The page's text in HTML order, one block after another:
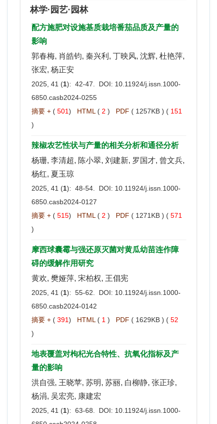
林学·园艺·园林
配方施肥对设施基质栽培番茄品质及产量的
影响
郭春梅, 肖皓钧, 秦兴利, 丁映风, 沈辉, 杜艳萍,
张宏, 杨正安
2025, 41 (1): 42-47. DOI: 10.11924/j.issn.1000-
6850.casb2024-0255
摘要 + ( 501) HTML ( 2 ) PDF ( 1257KB ) ( 151
)
辣椒农艺性状与产量的相关分析和通径分析
杨珊, 李清超, 陈小翠, 刘建新, 罗国才, 曾文兵,
杨红, 夏玉琼
2025, 41 (1): 48-54. DOI: 10.11924/j.issn.1000-
6850.casb2024-0127
摘要 + ( 515) HTML ( 2 ) PDF ( 1271KB ) ( 571
)
摩西球囊霉与强还原灭菌对黄瓜幼苗连作障
碍的缓解作用研究
黄欢, 樊娅萍, 宋柏权, 王倡宪
2025, 41 (1): 55-62. DOI: 10.11924/j.issn.1000-
6850.casb2024-0142
摘要 + ( 391) HTML ( 1 ) PDF ( 1629KB ) ( 52
)
地表覆盖对枸杞光合特性、抗氧化指标及产
量的影响
洪自强, 王晓苹, 苏明, 苏丽, 白柳静, 张正珍,
杨涓, 吴宏亮, 康建宏
2025, 41 (1): 63-68. DOI: 10.11924/j.issn.1000-